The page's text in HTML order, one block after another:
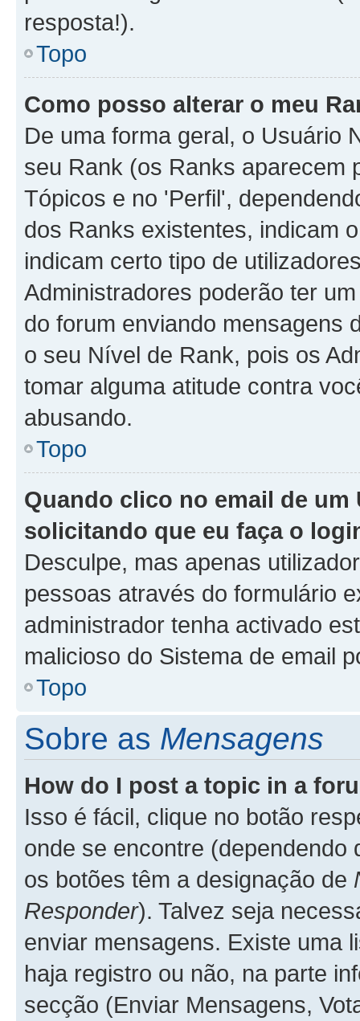
resposta!).
Topo
Como posso alterar o meu
De uma forma geral, o Usuário
seu Rank (os Ranks aparecem
Tópicos e no 'Perfil',
dos Ranks existentes, indicam
indicam certo tipo de
Administradores poderão ter
do forum enviando mensagens
o seu Nível de Rank, pois os
tomar alguma atitude contra
abusando.
Topo
Quando clico no email de um
solicitando que eu faça o
Desculpe, mas apenas
pessoas através do formulário
administrador tenha activado
malicioso do Sistema de email
Topo
Sobre as Mensagens
How do I post a topic in a
Isso é fácil, clique no botão
onde se encontre (dependendo
os botões têm a designação de
Responder). Talvez seja
enviar mensagens. Existe uma
haja registro ou não, na parte
secção (Enviar Mensagens,